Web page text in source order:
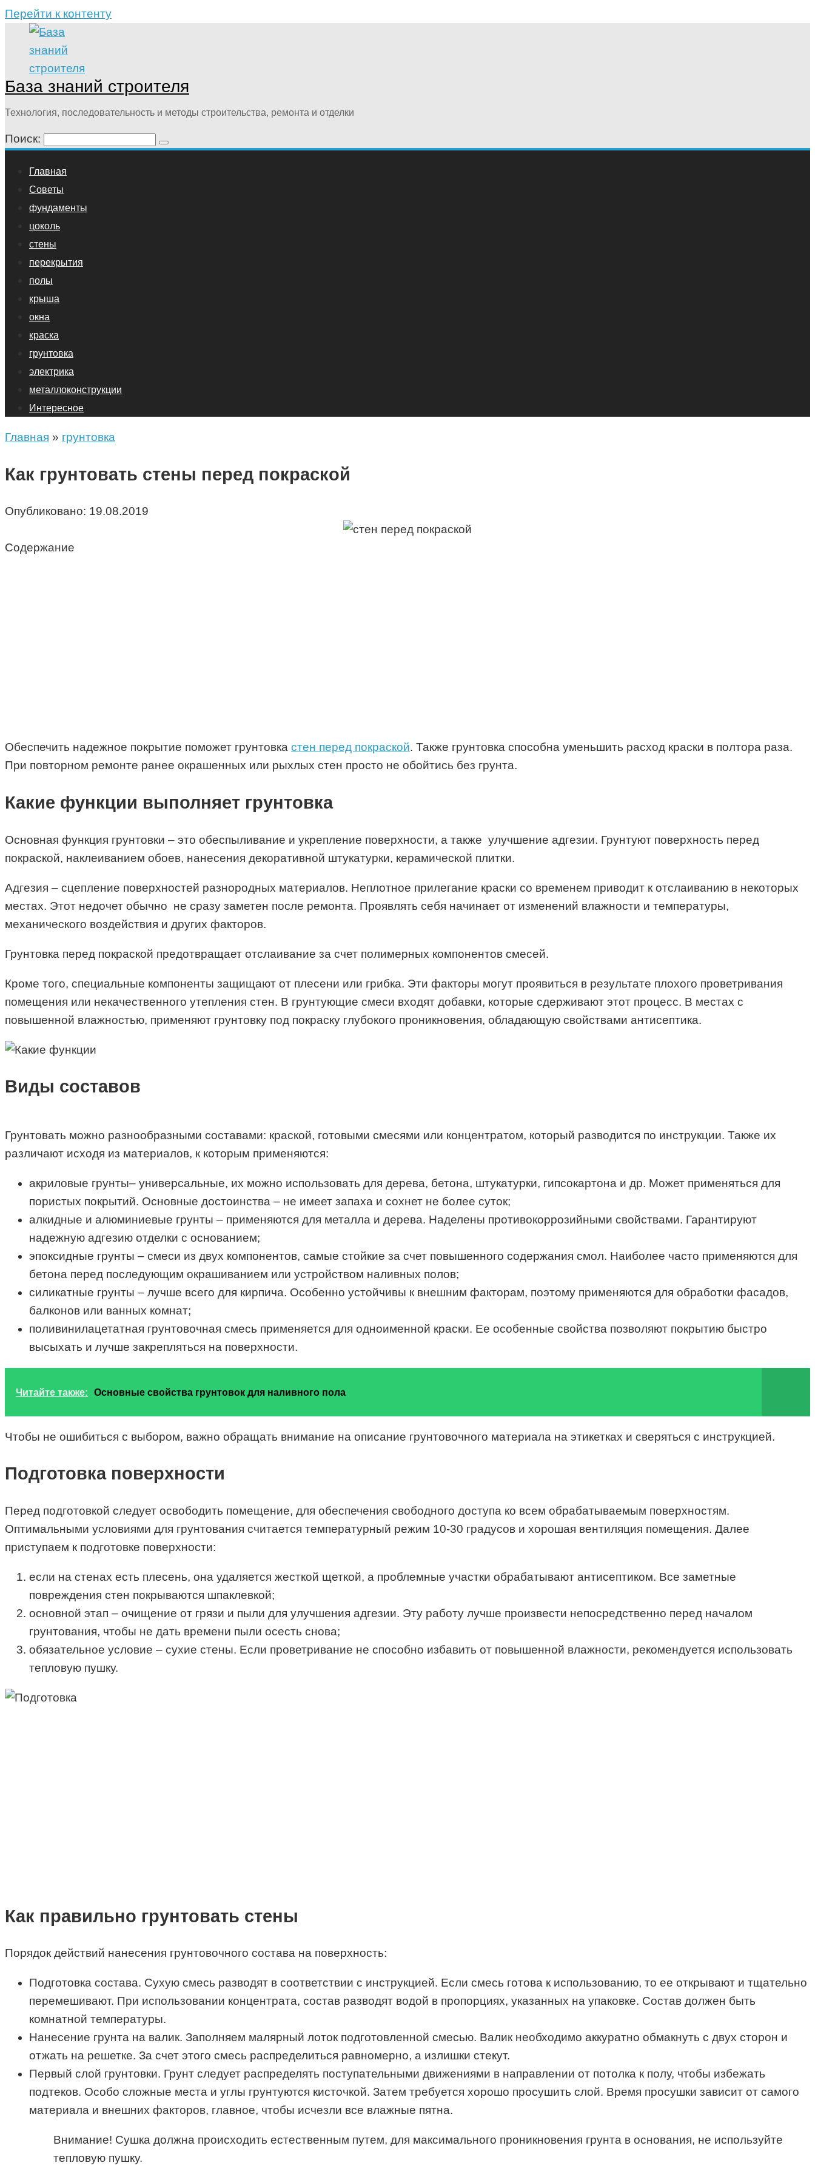
Перейти к контенту
База знаний строителя
Технология, последовательность и методы строительства, ремонта и отделки
Поиск:
Главная
Советы
фундаменты
цоколь
стены
перекрытия
полы
крыша
окна
краска
грунтовка
электрика
металлоконструкции
Интересное
Главная » грунтовка
Как грунтовать стены перед покраской
Опубликовано: 19.08.2019
Содержание
Обеспечить надежное покрытие поможет грунтовка стен перед покраской. Также грунтовка способна уменьшить расход краски в полтора раза.
При повторном ремонте ранее окрашенных или рыхлых стен просто не обойтись без грунта.
Какие функции выполняет грунтовка
Основная функция грунтовки – это обеспыливание и укрепление поверхности, а также улучшение адгезии. Грунтуют поверхность перед
покраской, наклеиванием обоев, нанесения декоративной штукатурки, керамической плитки.
Адгезия – сцепление поверхностей разнородных материалов. Неплотное прилегание краски со временем приводит к отслаиванию в некоторых
местах. Этот недочет обычно не сразу заметен после ремонта. Проявлять себя начинает от изменений влажности и температуры,
механического воздействия и других факторов.
Грунтовка перед покраской предотвращает отслаивание за счет полимерных компонентов смесей.
Кроме того, специальные компоненты защищают от плесени или грибка. Эти факторы могут проявиться в результате плохого проветривания
помещения или некачественного утепления стен. В грунтующие смеси входят добавки, которые сдерживают этот процесс. В местах с
повышенной влажностью, применяют грунтовку под покраску глубокого проникновения, обладающую свойствами антисептика.
Виды составов
Грунтовать можно разнообразными составами: краской, готовыми смесями или концентратом, который разводится по инструкции. Также их
различают исходя из материалов, к которым применяются:
акриловые грунты– универсальные, их можно использовать для дерева, бетона, штукатурки, гипсокартона и др. Может применяться для
пористых покрытий. Основные достоинства – не имеет запаха и сохнет не более суток;
алкидные и алюминиевые грунты – применяются для металла и дерева. Наделены противокоррозийными свойствами. Гарантируют
надежную адгезию отделки с основанием;
эпоксидные грунты – смеси из двух компонентов, самые стойкие за счет повышенного содержания смол. Наиболее часто применяются для
бетона перед последующим окрашиванием или устройством наливных полов;
силикатные грунты – лучше всего для кирпича. Особенно устойчивы к внешним факторам, поэтому применяются для обработки фасадов,
балконов или ванных комнат;
поливинилацетатная грунтовочная смесь применяется для одноименной краски. Ее особенные свойства позволяют покрытию быстро
высыхать и лучше закрепляться на поверхности.
Читайте также: Основные свойства грунтовок для наливного пола
Чтобы не ошибиться с выбором, важно обращать внимание на описание грунтовочного материала на этикетках и сверяться с инструкцией.
Подготовка поверхности
Перед подготовкой следует освободить помещение, для обеспечения свободного доступа ко всем обрабатываемым поверхностям.
Оптимальными условиями для грунтования считается температурный режим 10-30 градусов и хорошая вентиляция помещения. Далее
приступаем к подготовке поверхности:
если на стенах есть плесень, она удаляется жесткой щеткой, а проблемные участки обрабатывают антисептиком. Все заметные
повреждения стен покрываются шпаклевкой;
основной этап – очищение от грязи и пыли для улучшения адгезии. Эту работу лучше произвести непосредственно перед началом
грунтования, чтобы не дать времени пыли осесть снова;
обязательное условие – сухие стены. Если проветривание не способно избавить от повышенной влажности, рекомендуется использовать
тепловую пушку.
Как правильно грунтовать стены
Порядок действий нанесения грунтовочного состава на поверхность:
Подготовка состава. Сухую смесь разводят в соответствии с инструкцией. Если смесь готова к использованию, то ее открывают и тщательно
перемешивают. При использовании концентрата, состав разводят водой в пропорциях, указанных на упаковке. Состав должен быть
комнатной температуры.
Нанесение грунта на валик. Заполняем малярный лоток подготовленной смесью. Валик необходимо аккуратно обмакнуть с двух сторон и
отжать на решетке. За счет этого смесь распределиться равномерно, а излишки стекут.
Первый слой грунтовки. Грунт следует распределять поступательными движениями в направлении от потолка к полу, чтобы избежать
подтеков. Особо сложные места и углы грунтуются кисточкой. Затем требуется хорошо просушить слой. Время просушки зависит от самого
материала и внешних факторов, главное, чтобы исчезли все влажные пятна.
Внимание! Сушка должна происходить естественным путем, для максимального проникновения грунта в основания, не используйте
тепловую пушку.